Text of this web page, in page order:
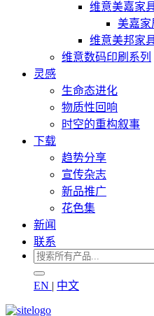
维意美嘉家
美嘉家
维意美邦家
维意数码印刷系列
灵感
生命态进化
物质性回响
时空的重构叙事
下载
趋势分享
宣传杂志
新品推广
花色集
新闻
联系
EN | 中文